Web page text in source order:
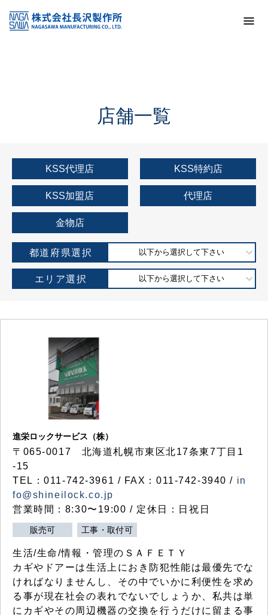
KSS加盟店・取扱店情報
店舗一覧
店舗一覧
KSS代理店 KSS特約店
KSS加盟店 代理店
金物店
都道府県選択 以下から選択して下さい
エリア選択 以下から選択して下さい
進栄ロックサービス（株）
〒065-0017 北海道札幌市東区北17条東7丁目1
-15
TEL：011-742-3961 / FAX：011-742-3940 / in
fo@shineilock.co.jp
営業時間：8:30〜19:00 / 定休日：日祝日
販売可 工事・取付可
生活/生命/情報・管理のＳＡＦＥＴＹ
カギやドアーは生活上におき防犯性能は最優先でな
ければなりませんし、その中でいかに利便性を求め
る事が現在社会の表れでないでしょうか、私共は単
にカギやその周辺機器の交換を行うだけに留まる事